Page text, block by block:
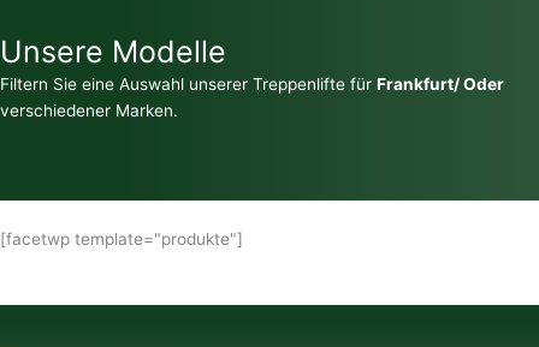
Unsere Modelle
Filtern Sie eine Auswahl unserer Treppenlifte für Frankfurt/ Oder
verschiedener Marken.
[facetwp template="produkte"]